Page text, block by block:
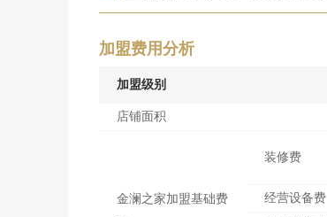
加盟费用分析
加盟级别
店铺面积
金澜之家加盟基础费
装修费
经营设备费